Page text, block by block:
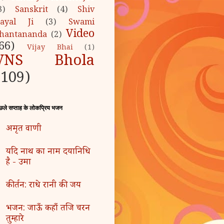
Sanskrit (4)
Shiv
Ji
(3)
Swami
(2) Video
Vijay Bhai (1)
Bhola
सप्ताह के लोकप्रिय भजन
अमृत वाणी
यदि नाथ का नाम दयानिधि
है - उमा
कीर्तन: राधे रानी की जय
भजन: जाऊँ कहाँ तजि चरन
तुम्हारे